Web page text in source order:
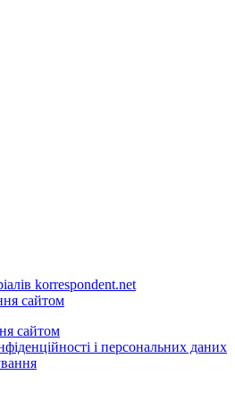
korrespondent.net
сайтом
сайтом
і персональних даних